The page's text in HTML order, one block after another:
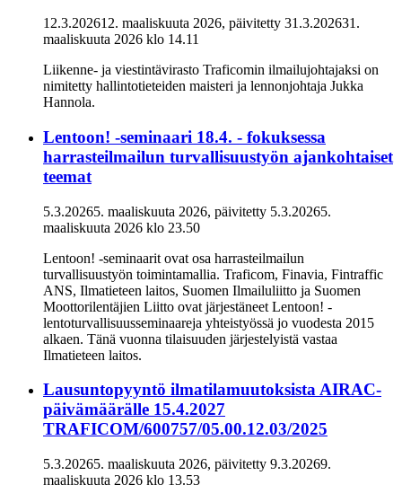
12.3.202612. maaliskuuta 2026, päivitetty 31.3.202631.
maaliskuuta 2026 klo 14.11
Liikenne- ja viestintävirasto Traficomin ilmailujohtajaksi on
nimitetty hallintotieteiden maisteri ja lennonjohtaja Jukka
Hannola.
Lentoon! -seminaari 18.4. - fokuksessa
harrasteilmailun turvallisuustyön ajankohtaiset
teemat
5.3.20265. maaliskuuta 2026, päivitetty 5.3.20265.
maaliskuuta 2026 klo 23.50
Lentoon! -seminaarit ovat osa harrasteilmailun
turvallisuustyön toimintamallia. Traficom, Finavia, Fintraffic
ANS, Ilmatieteen laitos, Suomen Ilmailuliitto ja Suomen
Moottorilentäjien Liitto ovat järjestäneet Lentoon! -
lentoturvallisuusseminaareja yhteistyössä jo vuodesta 2015
alkaen. Tänä vuonna tilaisuuden järjestelyistä vastaa
Ilmatieteen laitos.
Lausuntopyyntö ilmatilamuutoksista AIRAC-
päivämäärälle 15.4.2027
TRAFICOM/600757/05.00.12.03/2025
5.3.20265. maaliskuuta 2026, päivitetty 9.3.20269.
maaliskuuta 2026 klo 13.53